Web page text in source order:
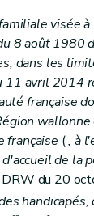
4
Art. 65/12
Accueil, hébergement et
Ier
1
Art. 66
2
67
68
69
Art. 70
II Titres
1re
visée
8 août 1980
dans les
11 avril 2014
française
française (, à
de la
du 20